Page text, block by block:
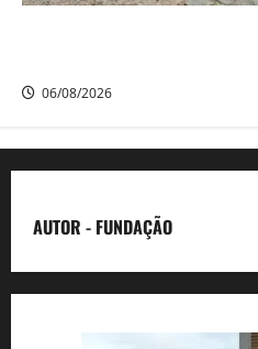
06/08/2026
AUTOR - FUNDAÇÃO